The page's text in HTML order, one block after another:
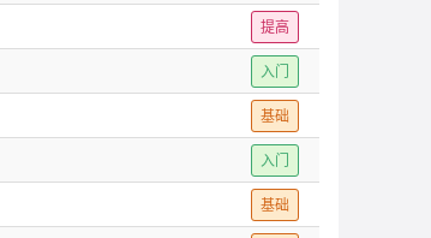
提高
入门
基础
入门
基础